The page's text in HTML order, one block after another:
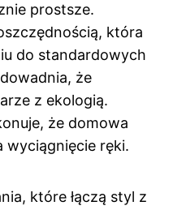
prostsze.
która
do standardowych
że
z ekologią.
że domowa
wyciągnięcie ręki.
które łączą styl z